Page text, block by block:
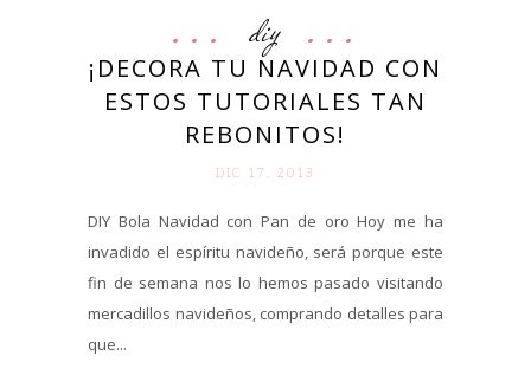
diy
¡DECORA TU NAVIDAD CON
ESTOS TUTORIALES TAN
REBONITOS!
DIC 17. 2013
DIY Bola Navidad con Pan de oro Hoy me ha
invadido el espíritu navideño, será porque este
fin de semana nos lo hemos pasado visitando
mercadillos navideños, comprando detalles para
que...